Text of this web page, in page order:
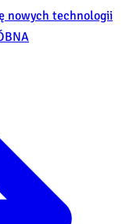
nowych technologii